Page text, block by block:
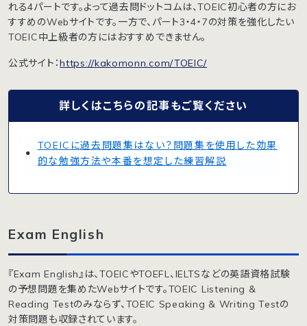
れる4パートです。よって過去問ドットコムは、TOEIC初心者の方にお
すすめのWebサイトです。一方で、パート3・4・7の対策を強化したい
TOEIC中上級者の方にはおすすめできません。
公式サイト：https://kakomonn.com/TOEIC/
詳しくはこちらの記事もご覧ください
TOEICに過去問題集はない？問題集を使用した効果
的な勉強方法や本番を想定した練習解説
Exam English
『Exam English』は、TOEICやTOEFL、IELTSなどの英語資格試験
の予想問題を集めたWebサイトです。TOEIC Listening &
Reading Testのみならず、TOEIC Speaking & Writing Testの
対策問題も収録されています。